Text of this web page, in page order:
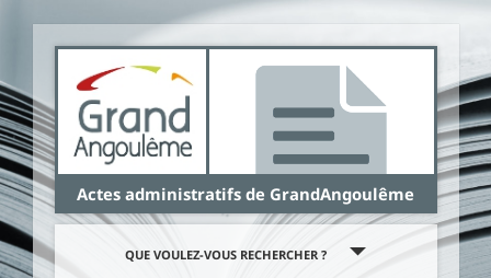
Actes administratifs de GrandAngoulême
QUE VOULEZ-VOUS RECHERCHER ?
Panneau de gestion des cookies